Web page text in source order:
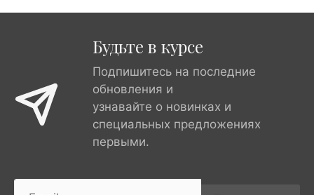
Будьте в курсе
Подпишитесь на последние
обновления и
узнавайте о новинках и
специальных предложениях
первыми.